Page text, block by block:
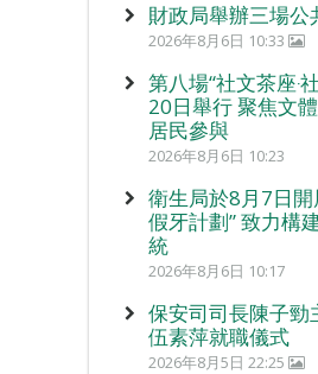
財政局舉辦三場
2026年8月6日 10:33
第八場“社文茶座‧
20日舉行 聚焦文
居民參與
2026年8月6日 10:23
衛生局於8月7日
假牙計劃” 致力構
統
2026年8月6日 10:17
保安司司長陳子勁
伍素萍就職儀式
2026年8月5日 22:25